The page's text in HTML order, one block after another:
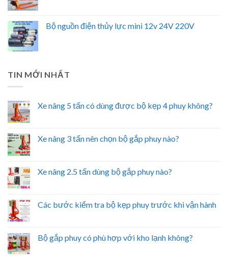
Bộ nguồn điện thủy lực mini 12v 24V 220V
TIN MỚI NHẤT
Xe nâng 5 tấn có dùng được bộ kẹp 4 phuy không?
Xe nâng 3 tấn nên chọn bộ gắp phuy nào?
Xe nâng 2.5 tấn dùng bộ gắp phuy nào?
Các bước kiểm tra bộ kẹp phuy trước khi vận hành
Bộ gắp phuy có phù hợp với kho lạnh không?